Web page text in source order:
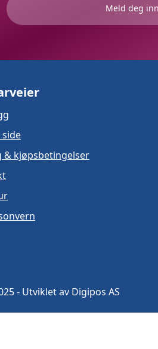
Meld deg
& kjøpsbetingelser
- Utviklet av Digipos AS